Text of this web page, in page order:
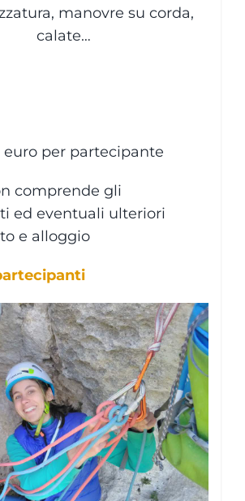
manovre su corda,
calate…
euro per partecipante
comprende gli
ed eventuali ulteriori
e alloggio